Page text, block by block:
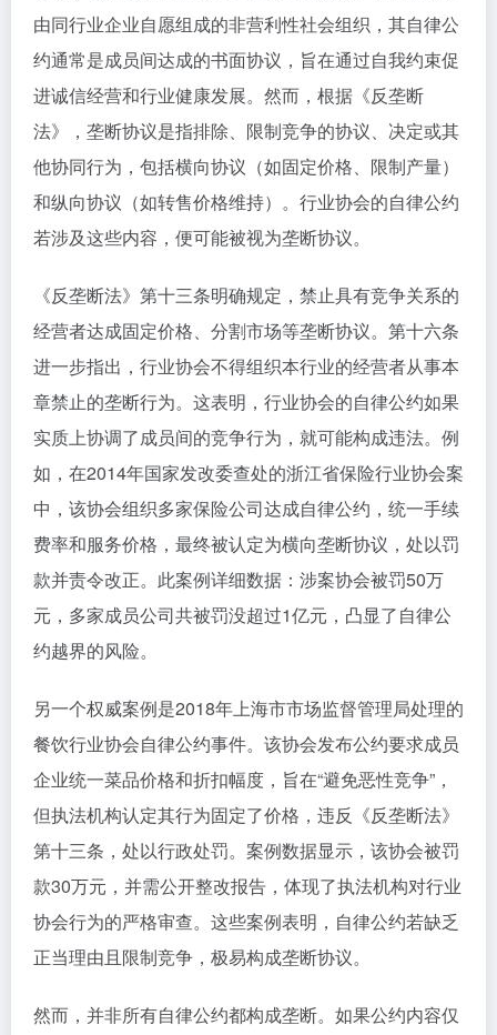
由同行业企业自愿组成的非营利性社会组织，其自律公
约通常是成员间达成的书面协议，旨在通过自我约束促
进诚信经营和行业健康发展。然而，根据《反垄断
法》，垄断协议是指排除、限制竞争的协议、决定或其
他协同行为，包括横向协议（如固定价格、限制产量）
和纵向协议（如转售价格维持）。行业协会的自律公约
若涉及这些内容，便可能被视为垄断协议。
《反垄断法》第十三条明确规定，禁止具有竞争关系的
经营者达成固定价格、分割市场等垄断协议。第十六条
进一步指出，行业协会不得组织本行业的经营者从事本
章禁止的垄断行为。这表明，行业协会的自律公约如果
实质上协调了成员间的竞争行为，就可能构成违法。例
如，在2014年国家发改委查处的浙江省保险行业协会案
中，该协会组织多家保险公司达成自律公约，统一手续
费率和服务价格，最终被认定为横向垄断协议，处以罚
款并责令改正。此案例详细数据：涉案协会被罚50万
元，多家成员公司共被罚没超过1亿元，凸显了自律公
约越界的风险。
另一个权威案例是2018年上海市市场监督管理局处理的
餐饮行业协会自律公约事件。该协会发布公约要求成员
企业统一菜品价格和折扣幅度，旨在“避免恶性竞争”，
但执法机构认定其行为固定了价格，违反《反垄断法》
第十三条，处以行政处罚。案例数据显示，该协会被罚
款30万元，并需公开整改报告，体现了执法机构对行业
协会行为的严格审查。这些案例表明，自律公约若缺乏
正当理由且限制竞争，极易构成垄断协议。
然而，并非所有自律公约都构成垄断。如果公约内容仅